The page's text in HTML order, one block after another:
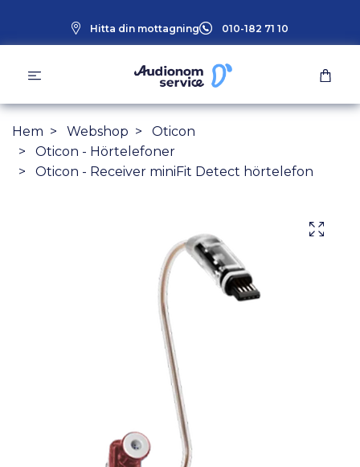
Hitta din mottagning 010-182 71 10
Hem Webshop
Oticon
Oticon - Hörtelefoner
Oticon - Receiver miniFit Detect hörtelefon